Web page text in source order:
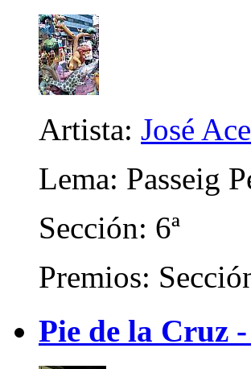
Artista: José
Lema: Passeig
Sección: 6ª
Premios:
Pie de la Cruz